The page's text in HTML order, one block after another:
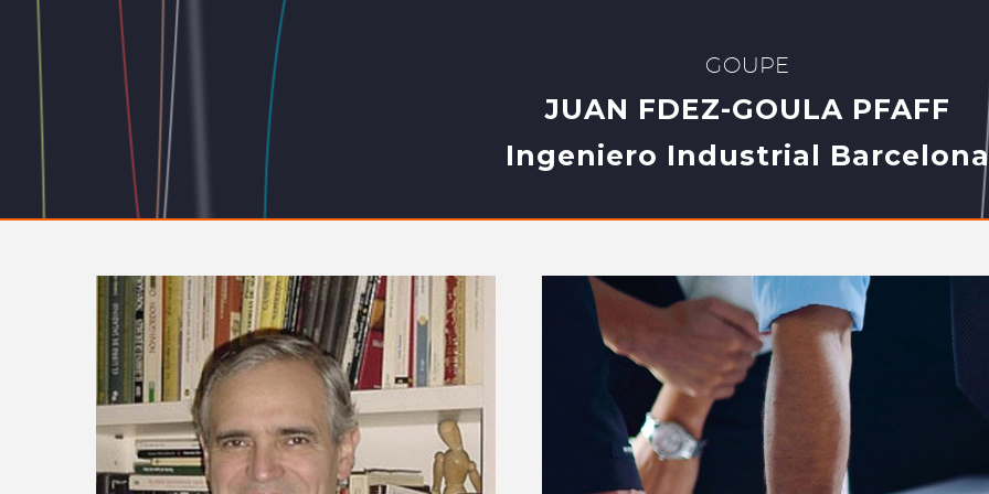
GOUPE
JUAN FDEZ-GOULA PFAFF
Ingeniero Industrial Barcelona